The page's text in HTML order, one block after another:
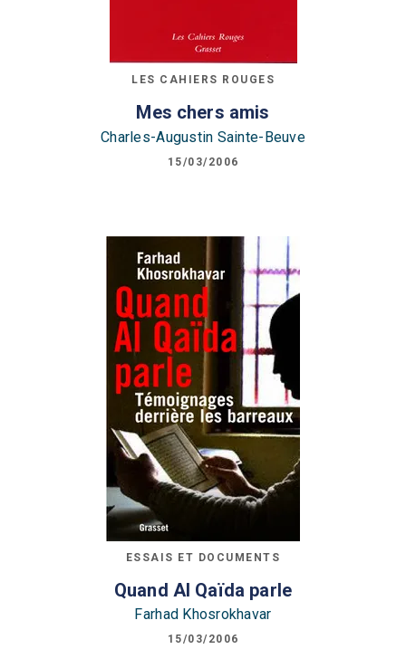
LES CAHIERS ROUGES
Mes chers amis
Charles-Augustin Sainte-Beuve
15/03/2006
ESSAIS ET DOCUMENTS
Quand Al Qaïda parle
Farhad Khosrokhavar
15/03/2006